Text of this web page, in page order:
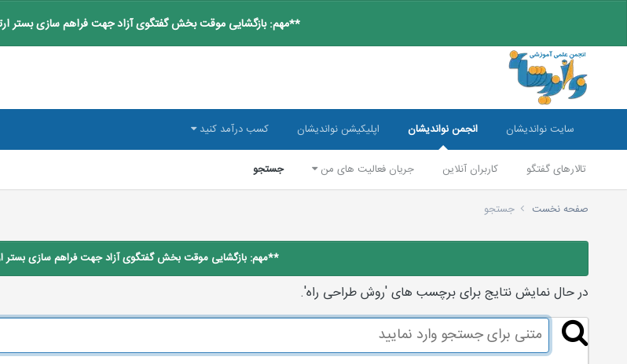
**مهم: بازگشایی موقت بخش گفتگوی آزاد جهت فراهم سازی بستر
سایت نواندیشان انجمن نواندیشان
تالارهای گفتگو کاربران آنلاین جریان فعالیت های من جستجو
اپلیکیشن نواندیشان کسب درآمد کنید
صفحه نخست جستجو
**مهم: بازگشایی موقت بخش گفتگوی آزاد جهت فراهم سازی بستر
در حال نمایش نتایج برای برچسب های 'روش طراحی راه'.